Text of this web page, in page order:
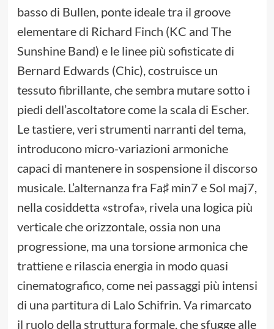
basso di Bullen, ponte ideale tra il groove
elementare di Richard Finch (KC and The
Sunshine Band) e le linee più sofisticate di
Bernard Edwards (Chic), costruisce un
tessuto fibrillante, che sembra mutare sotto i
piedi dell’ascoltatore come la scala di Escher.
Le tastiere, veri strumenti narranti del tema,
introducono micro-variazioni armoniche
capaci di mantenere in sospensione il discorso
musicale. L’alternanza fra Fa♯ min7 e Sol maj7,
nella cosiddetta «strofa», rivela una logica più
verticale che orizzontale, ossia non una
progressione, ma una torsione armonica che
trattiene e rilascia energia in modo quasi
cinematografico, come nei passaggi più intensi
di una partitura di Lalo Schifrin. Va rimarcato
il ruolo della struttura formale, che sfugge alle